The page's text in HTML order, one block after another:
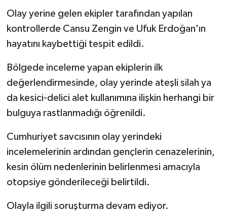
Olay yerine gelen ekipler tarafından yapılan
kontrollerde Cansu Zengin ve Ufuk Erdoğan'ın
hayatını kaybettiği tespit edildi.
Bölgede inceleme yapan ekiplerin ilk
değerlendirmesinde, olay yerinde ateşli silah ya
da kesici-delici alet kullanımına ilişkin herhangi bir
bulguya rastlanmadığı öğrenildi.
Cumhuriyet savcısının olay yerindeki
incelemelerinin ardından gençlerin cenazelerinin,
kesin ölüm nedenlerinin belirlenmesi amacıyla
otopsiye gönderileceği belirtildi.
Olayla ilgili soruşturma devam ediyor.
İletişim
Künye